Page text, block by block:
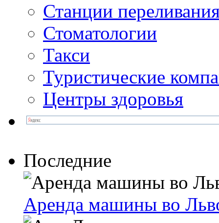
Станции
Стоматологии
Такси
Туристические
Центры здоровья
Последние
Аренда машины во